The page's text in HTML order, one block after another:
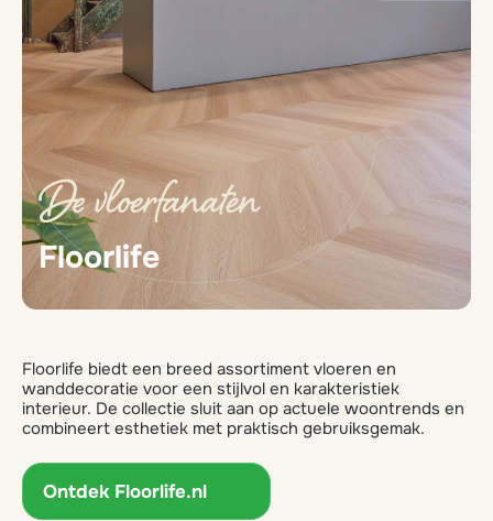
Floorlife
Floorlife biedt een breed assortiment vloeren en
wanddecoratie voor een stijlvol en karakteristiek
interieur. De collectie sluit aan op actuele woontrends en
combineert esthetiek met praktisch gebruiksgemak.
Ontdek Floorlife.nl